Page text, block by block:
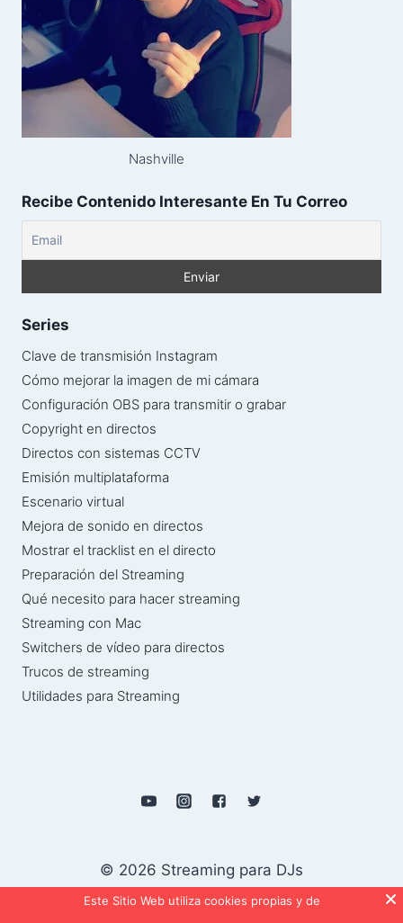
Nashville
Recibe Contenido Interesante En Tu Correo
Series
Clave de transmisión Instagram
Cómo mejorar la imagen de mi cámara
Configuración OBS para transmitir o grabar
Copyright en directos
Directos con sistemas CCTV
Emisión multiplataforma
Escenario virtual
Mejora de sonido en directos
Mostrar el tracklist en el directo
Preparación del Streaming
Qué necesito para hacer streaming
Streaming con Mac
Switchers de vídeo para directos
Trucos de streaming
Utilidades para Streaming
© 2026 Streaming para DJs
Este Sitio Web utiliza cookies propias y de